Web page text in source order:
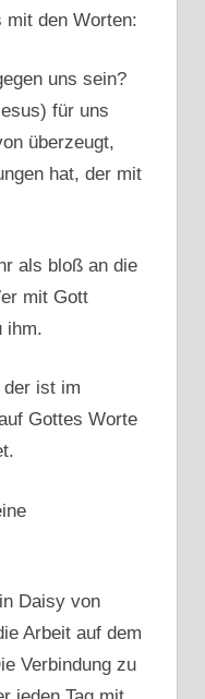
mit den Worten:
uns sein?
für uns
überzeugt,
hat, der mit
als bloß an die
mit Gott
ihm.
ist im
Gottes Worte
Daisy von
Arbeit auf dem
Verbindung zu